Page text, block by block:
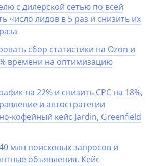
с дилерской сетью по всей
число лидов в 5 раз и снизить их
сбор статистики на Ozon и
времени на оптимизацию
на 22% и снизить CPC на 18%,
и автостратегии
кофейный кейс Jardin, Greenfield
млн поисковых запросов и
объявления. Кейс